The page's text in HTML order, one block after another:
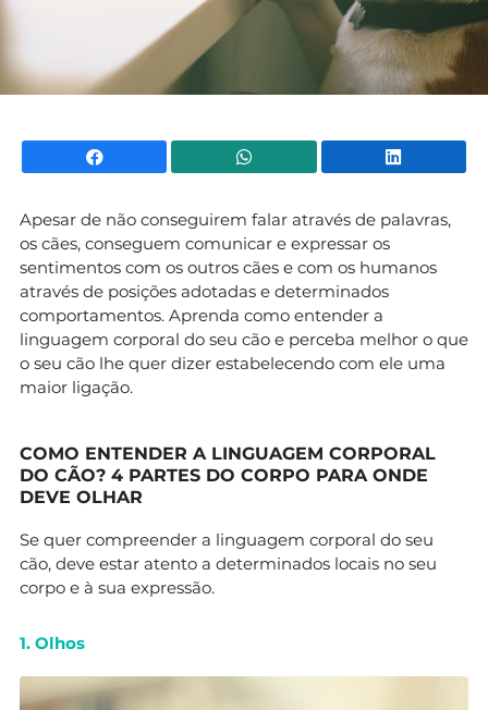
Facebook WhatsApp
Apesar de não conseguirem falar através de palavras,
os cães, conseguem comunicar e expressar os
sentimentos com os outros cães e com os humanos
através de posições adotadas e determinados
comportamentos. Aprenda como entender a
linguagem corporal do seu cão e perceba melhor o que
o seu cão lhe quer dizer estabelecendo com ele uma
maior ligação.
COMO ENTENDER A LINGUAGEM CORPORAL
DO CÃO? 4 PARTES DO CORPO PARA ONDE
DEVE OLHAR
Se quer compreender a linguagem corporal do seu
cão, deve estar atento a determinados locais no seu
corpo e à sua expressão.
1. Olhos